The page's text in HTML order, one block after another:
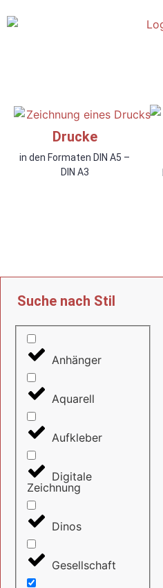
Drucke
in den Formaten DIN A5 –
DIN A3
Suche nach Stil
Anhänger
Aquarell
Aufkleber
Digitale
Zeichnung
Dinos
Gesellschaft